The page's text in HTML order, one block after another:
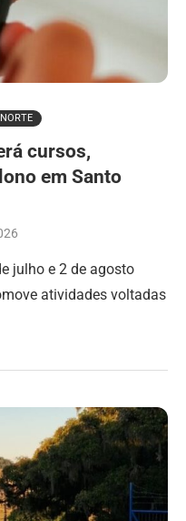
cursos,
em Santo
julho e 2 de agosto
atividades voltadas